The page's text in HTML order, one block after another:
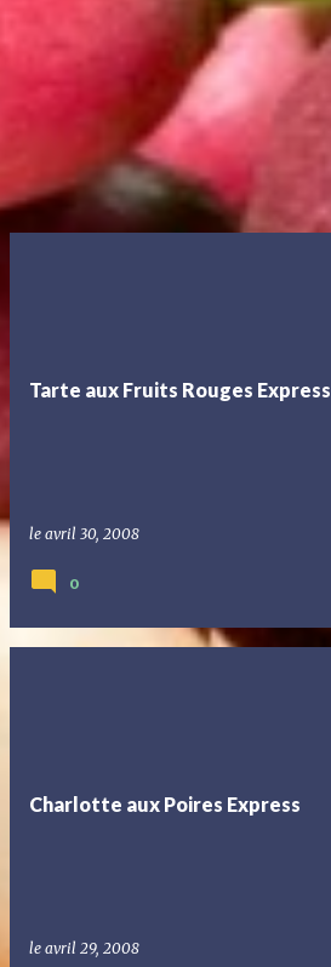
Tarte aux Fruits Rouges Express
le avril 30, 2008
0
Charlotte aux Poires Express
le avril 29, 2008